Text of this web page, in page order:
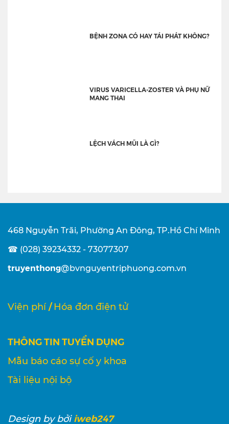
BỆNH ZONA CÓ HAY TÁI PHÁT KHÔNG?
VIRUS VARICELLA-ZOSTER VÀ PHỤ NỮ
MANG THAI
LỆCH VÁCH MŨI LÀ GÌ?
468 Nguyễn Trãi, Phường An Đông, TP.Hồ Chí Minh
☎ (028) 39234332 - 73077307
truyenthong@bvnguyentriphuong.com.vn
Viện phí / Hóa đơn điện tử
THÔNG TIN TUYỂN DỤNG
Mẫu báo cáo sự cố y khoa
Tài liệu nội bộ
Designby bởi iweb247